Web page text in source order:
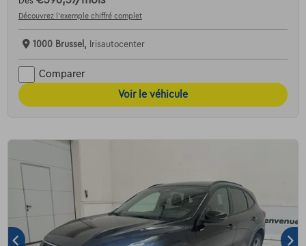
Découvrez l’exemple chiffré complet
1000 Brussel, Irisautocenter
Comparer
Voir le véhicule